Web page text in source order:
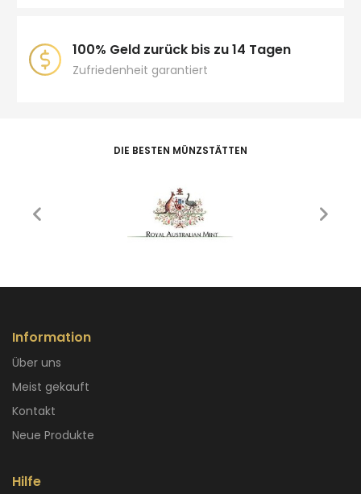
100% Geld zurück bis zu 14 Tagen
Zufriedenheit garantiert
DIE BESTEN MÜNZSTÄTTEN
Information
Über uns
Meist gekauft
Kontakt
Neue Produkte
Hilfe